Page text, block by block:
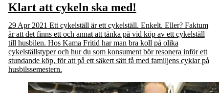
Klart att cykeln ska med!
29 Apr 2021 Ett cykelställ är ett cykelställ. Enkelt. Eller? Faktum
är att det finns ett och annat att tänka på vid köp av ett cykelställ
till husbilen. Hos Kama Fritid har man bra koll på olika
cykelställstyper och hur du som konsument bör resonera inför ett
stundande köp, för att på ett säkert sätt få med familjens cyklar på
husbilssemestern.